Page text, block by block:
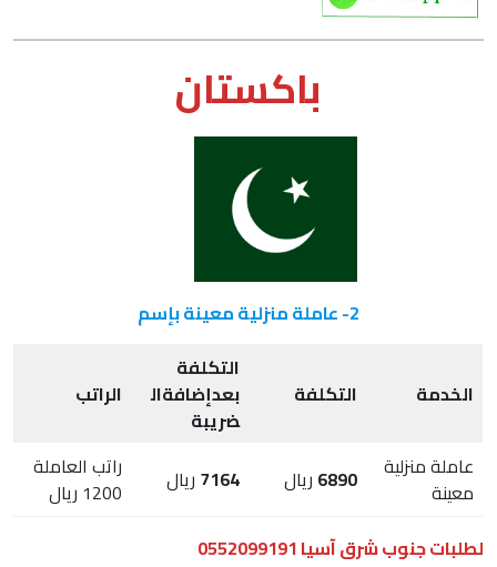
باكستان
2- عاملة منزلية معينة بإسم
الخدمة التكلفة
التكلفة
بعدإضافةال
ضريبة
الراتب
عاملة منزلية
معينة
6890 ريال 7164 ريال
راتب العاملة
1200 ريال
لطلبات جنوب شرق آسيا 0552099191